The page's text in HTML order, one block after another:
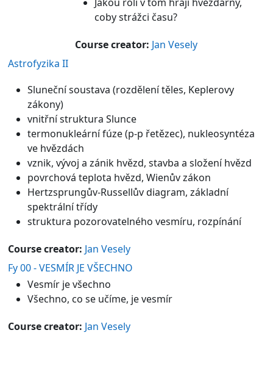
coby strážci času?
Course creator: Jan Vesely
Astrofyzika II
Sluneční soustava (rozdělení těles, Keplerovy
zákony)
vnitřní struktura Slunce
termonukleární fúze (p-p řetězec), nukleosyntéza
ve hvězdách
vznik, vývoj a zánik hvězd, stavba a složení hvězd
povrchová teplota hvězd, Wienův zákon
Hertzsprungův-Russellův diagram, základní
spektrální třídy
struktura pozorovatelného vesmíru, rozpínání
Course creator: Jan Vesely
Fy 00 - VESMÍR JE VŠECHNO
Vesmír je všechno
Všechno, co se učíme, je vesmír
Course creator: Jan Vesely